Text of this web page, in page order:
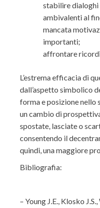
stabilire
ambivalenti al
mancata
importanti;
affrontare
L’estrema efficacia di
dall’aspetto simbolico
forma e posizione nello
un cambio di
spostate, lasciate o
consentendo il
quindi, una maggiore
Bibliografia:
– Young J.E., Klosko